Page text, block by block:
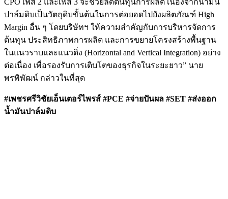
ปาล์มดิบเป็นวัตถุดิบขั้นต้นในการต่อยอดไปยังผลิตภัณฑ์ High
Margin อื่น ๆ โดยบริษัทฯ ให้ความสำคัญกับการบริหารจัดการ
ต้นทุน ประสิทธิภาพการผลิต และการขยายโครงสร้างพื้นฐาน
ในแนวราบและแนวดิ่ง (Horizontal and Vertical Integration) อย่าง
ต่อเนื่อง เพื่อรองรับการเติบโตของธุรกิจในระยะยาว” นาย
พรพิพัฒน์ กล่าวในที่สุด
#เพชรศรีวิชัยเอ็นเตอร์ไพรส์ #PCE #จ่ายปันผล #SET #ส่งออก
น้ำมันปาล์มดิบ